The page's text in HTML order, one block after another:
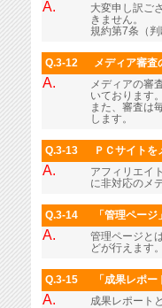
A.
大変申し訳ご
きません。
規約第7条（判
Q.3-12 メディア審査
A.
メディアの審
いております。
また、審査は
します。
Q.3-13 ＰＣサイト
A.
アフィリエイ
に非対応のメ
Q.3-14 「管理ペー
A.
管理ページと
どが行えます。
Q.3-15 「成果レポ
A. 成果レポート